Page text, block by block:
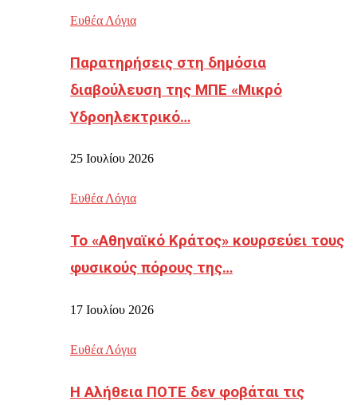
Ευθέα Λόγια
Παρατηρήσεις στη δημόσια
διαβούλευση της ΜΠΕ «Μικρό
Υδροηλεκτρικό…
25 Ιουλίου 2026
Ευθέα Λόγια
Το «Αθηναϊκό Κράτος» κουρσεύει τους
φυσικούς πόρους της…
17 Ιουλίου 2026
Ευθέα Λόγια
Η Αλήθεια ΠΟΤΕ δεν φοβάται τις